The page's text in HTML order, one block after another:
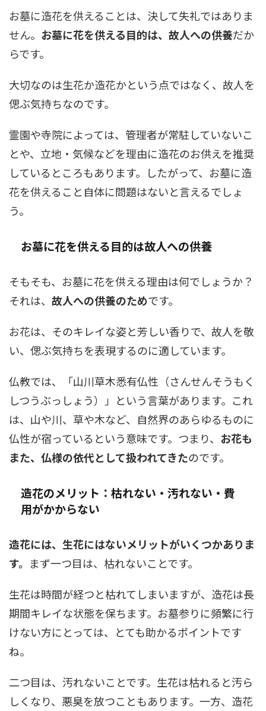
お墓に造花を供えることは、決して失礼ではありま
せん。 お墓に花を供える目的は、故人への供養だか
らです。
大切なのは生花か造花かという点ではなく、故人を
偲ぶ気持ちなのです。
霊園や寺院によっては、管理者が常駐していないこ
とや、立地・気候などを理由に造花のお供えを推奨
しているところもあります。したがって、お墓に造
花を供えること自体に問題はないと言えるでしょ
う。
お墓に花を供える目的は故人への供養
そもそも、お墓に花を供える理由は何でしょうか？
それは、 故人への供養のためです。
お花は、そのキレイな姿と芳しい香りで、故人を敬
い、偲ぶ気持ちを表現するのに適しています。
仏教では、「山川草木悉有仏性（さんせんそうもく
しつうぶっしょう）」という言葉があります。これ
は、山や川、草や木など、自然界のあらゆるものに
仏性が宿っているという意味です。つまり、 お花も
また、仏様の依代として扱われてきたのです。
造花のメリット：枯れない・汚れない・費
用がかからない
造花には、生花にはないメリットがいくつかありま
す。 まず一つ目は、枯れないことです。
生花は時間が経つと枯れてしまいますが、造花は長
期間キレイな状態を保ちます。お墓参りに頻繁に行
けない方にとっては、とても助かるポイントです
ね。
二つ目は、汚れないことです。生花は枯れると汚ら
しくなり、悪臭を放つこともあります。一方、造花